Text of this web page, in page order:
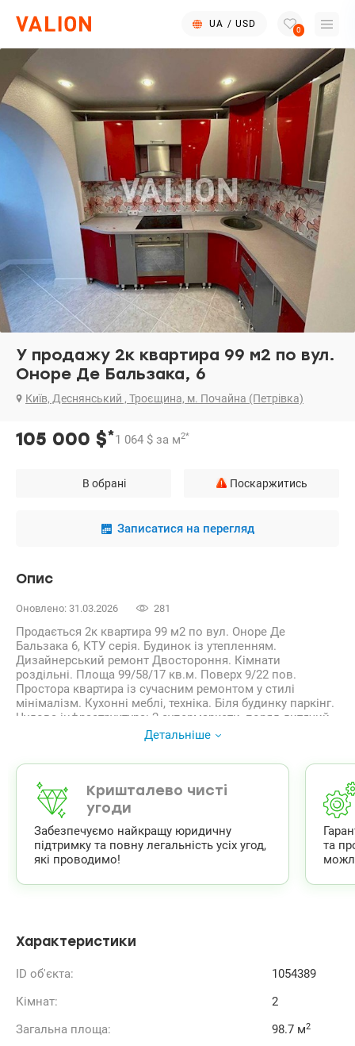
UA / USD
0
У продажу 2к квартира 99 м2 по вул.
Оноре Де Бальзака, 6
Київ, Деснянський , Троєщина, м. Почайна (Петрівка)
105 000 $*1 064 $ за м2*
В обрані Поскаржитись
Записатися на перегляд
Опис
Оновлено: 31.03.2026 281
Продається 2к квартира 99 м2 по вул. Оноре Де
Бальзака 6, КТУ серія. Будинок із утепленням.
Дизайнерський ремонт Двостороння. Кімнати
роздільні. Площа 99/58/17 кв.м. Поверх 9/22 пов.
Простора квартира із сучасним ремонтом у стилі
мінімалізм. Кухонні меблі, техніка. Біля будинку паркінг.
Чудова інфраструктура: 2 супермаркети, поряд дитячий
садок та школа. Шикарний парк для прогулянок,
благополучний. Сусіди інтелігентні. Під’їзд чистий. На
дві квартири є просторий тамбур, площею 12 кв. Хороша
транспортна розв’язка, під будинком маршрутки.
044 200 10 80
valion.ua/1054389
Детальніше
Кришталево чисті
угоди
Забезпечуємо найкращу юридичну
підтримку та повну легальність усіх угод,
які проводимо!
та
Характеристики
ID об'єкта:
1054389
Кімнат:
2
Загальна площа:
98.7 м2